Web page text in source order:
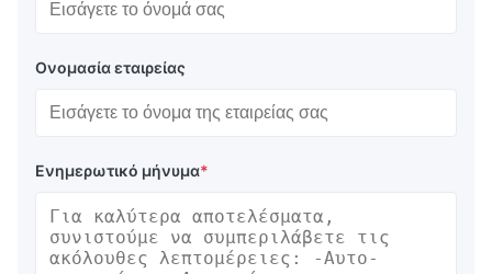
Ονομασία εταιρείας
Ενημερωτικό μήνυμα*